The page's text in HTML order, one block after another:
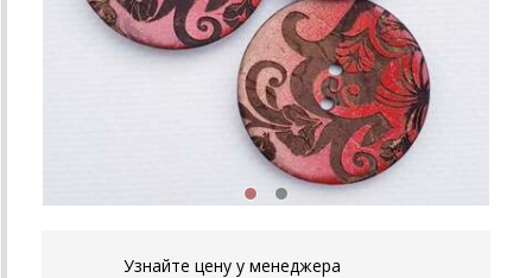
Узнайте цену у менеджера